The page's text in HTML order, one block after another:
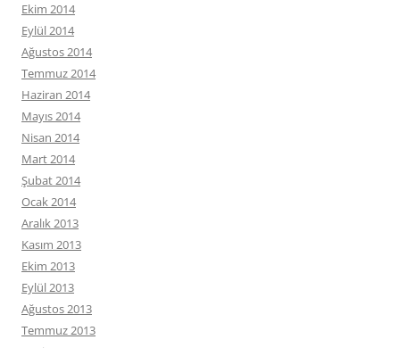
Ekim 2014
Eylül 2014
Ağustos 2014
Temmuz 2014
Haziran 2014
Mayıs 2014
Nisan 2014
Mart 2014
Şubat 2014
Ocak 2014
Aralık 2013
Kasım 2013
Ekim 2013
Eylül 2013
Ağustos 2013
Temmuz 2013